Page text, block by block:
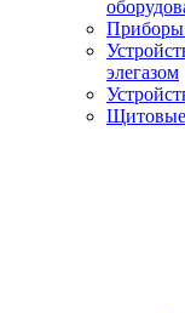
Приборы
элегазом
Щитовые